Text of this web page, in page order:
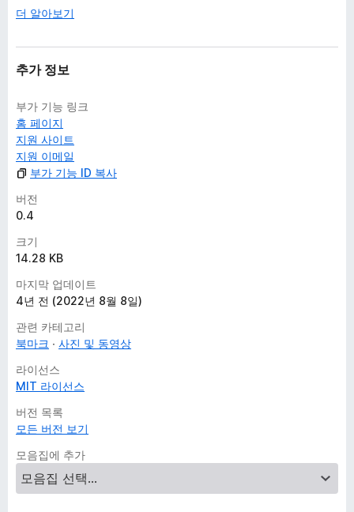
더 알아보기
추가 정보
부가 기능 링크
홈 페이지
지원 사이트
지원 이메일
부가 기능 ID 복사
버전
0.4
크기
14.28 KB
마지막 업데이트
4년 전 (2022년 8월 8일)
관련 카테고리
북마크
사진 및 동영상
라이선스
MIT 라이선스
버전 목록
모든 버전 보기
모음집에 추가